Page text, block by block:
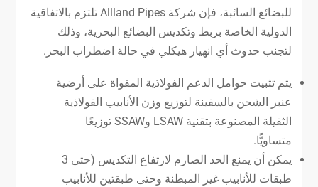
للبضائع السائبة، فإن شركة Allland Pipes تلتزم بالاتفاقية
الدولية الخاصة بربط وتكديس البضائع البحرية، وذلك
لتجنب حدوث أي انهيار هيكلي في حالة اضطراب البحر.
يتم تثبيت حوامل الدعم الفولاذية المقواة على أرضية
عنبر الشحن بالسفينة لتوزيع وزن الأنابيب الفولاذية
الثقيلة المصنوعة بتقنية LSAW وSSAW توزيعًا
متساويًّا.
يمكن أن يمنع الحد الصارم لارتفاع التكديس (حتى 3
طبقات للأنابيب غير المبطنة وحتى طبقتين للأنابيب